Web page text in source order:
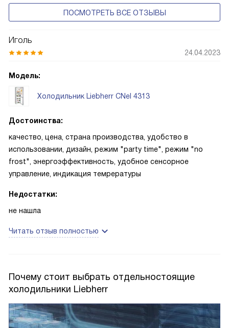
ПОСМОТРЕТЬ ВСЕ ОТЗЫВЫ
Иголь
24.04.2023
Модель:
Холодильник Liebherr CNel 4313
Достоинства:
качество, цена, страна производства, удобство в
использовании, дизайн, режим "party time", режим "no
frost", энергоэффективность, удобное сенсорное
управление, индикация темрературы
Недостатки:
не нашла
Читать отзыв полностью
Почему стоит выбрать отдельностоящие
холодильники Liebherr